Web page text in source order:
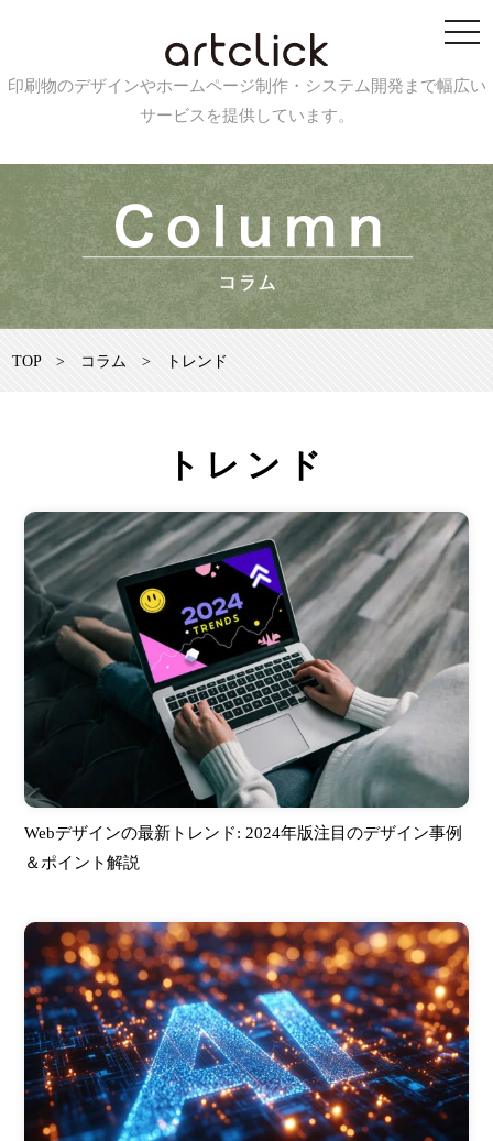
印刷物のデザインやホームページ制作・システム開発まで幅広い
サービスを提供しています。
TOP > コラム > トレンド
トレンド
Webデザインの最新トレンド: 2024年版注目のデザイン事例
＆ポイント解説